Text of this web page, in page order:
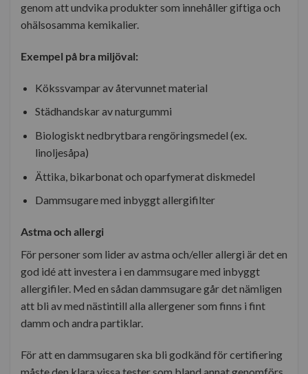
genom att undvika produkter som innehåller giftiga och
ohälsosamma kemikalier.
Exempel på bra miljöval:
Kökssvampar av återvunnet material
Städhandskar av naturgummi
Biologiskt nedbrytbara rengöringsmedel (ex.
linoljesåpa)
Ättika, bikarbonat och oparfymerat diskmedel
Dammsugare med inbyggt allergifilter
Astma och allergi
För personer som lider av astma och/eller allergi är det en
god idé att investera i en dammsugare med inbyggt
allergifiler. Med en sådan dammsugare går det nämligen
att bli av med nästintill alla allergener som finns i fint
damm och andra partiklar.
För att en dammsugaren ska bli godkänd för certifiering